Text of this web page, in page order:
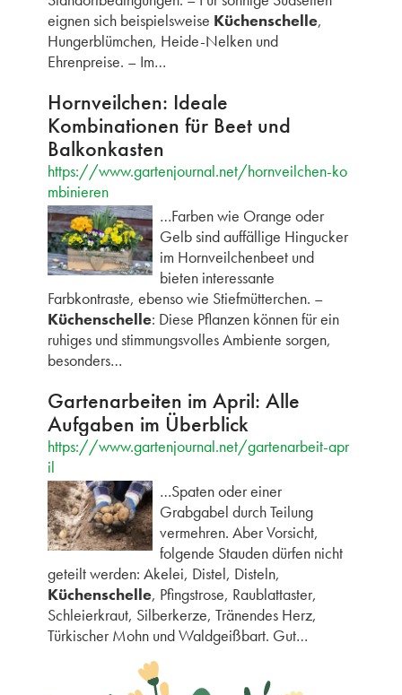
eignen sich beispielsweise Küchenschelle,
Hungerblümchen, Heide-Nelken und
Ehrenpreise. – Im…
Hornveilchen: Ideale
Kombinationen für Beet und
Balkonkasten
https://www.gartenjournal.net/hornveilchen-ko
mbinieren
…Farben wie Orange oder
Gelb sind auffällige Hingucker
im Hornveilchenbeet und
bieten interessante
Farbkontraste, ebenso wie Stiefmütterchen. –
Küchenschelle: Diese Pflanzen können für ein
ruhiges und stimmungsvolles Ambiente sorgen,
besonders…
Gartenarbeiten im April: Alle
Aufgaben im Überblick
https://www.gartenjournal.net/gartenarbeit-apr
il
…Spaten oder einer
Grabgabel durch Teilung
vermehren. Aber Vorsicht,
folgende Stauden dürfen nicht
geteilt werden: Akelei, Distel, Disteln,
Küchenschelle, Pfingstrose, Raublattaster,
Schleierkraut, Silberkerze, Tränendes Herz,
Türkischer Mohn und Waldgeißbart. Gut…